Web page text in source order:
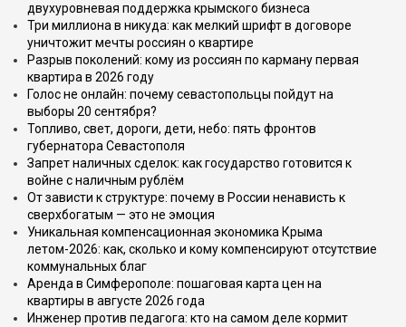
двухуровневая поддержка крымского бизнеса
Три миллиона в никуда: как мелкий шрифт в договоре
уничтожит мечты россиян о квартире
Разрыв поколений: кому из россиян по карману первая
квартира в 2026 году
Голос не онлайн: почему севастопольцы пойдут на
выборы 20 сентября?
Топливо, свет, дороги, дети, небо: пять фронтов
губернатора Севастополя
Запрет наличных сделок: как государство готовится к
войне с наличным рублём
От зависти к структуре: почему в России ненависть к
сверхбогатым — это не эмоция
Уникальная компенсационная экономика Крыма
летом-2026: как, сколько и кому компенсируют отсутствие
коммунальных благ
Аренда в Симферополе: пошаговая карта цен на
квартиры в августе 2026 года
Инженер против педагога: кто на самом деле кормит